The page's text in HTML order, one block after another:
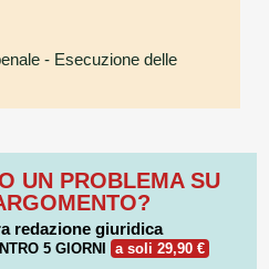
- Esecuzione delle
UN PROBLEMA SU
redazione giuridica
5 GIORNI a soli 29,90 €